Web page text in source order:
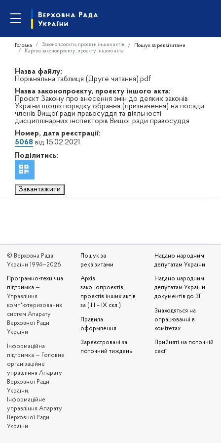
Головна Законопроєкти, проєкти інших актів
Пошук за реквізитами
Картка законопроєкту, проєкту іншого акта
Назва файлу:
Порівняльна таблиця (Друге читання).pdf
Назва законопроєкту, проєкту іншого акта:
Проєкт Закону про внесення змін до деяких законів
України щодо порядку обрання (призначення) на посади
членів Вищої ради правосуддя та діяльності
дисциплінарних інспекторів Вищої ради правосуддя
Номер, дата реєстрації:
5068 від 15.02.2021
Поділитись:
Завантажити
© Верховна Рада
України 1994—2026
Програмно-технічна
підтримка —
Управління
комп'ютеризованих
систем Апарату
Верховної Ради
України
Iнформаційна
підтримка — Головне
організаційне
управління Апарату
Верховної Ради
України,
Інформаційне
управління Апарату
Верховної Ради
України
Пошук за
реквізитами
Архів
законопроєктів,
проєктів інших актів
за ( III – IX скл.)
Правила
оформлення
Зареєстровані за
поточний тиждень
Надано народним
депутатам України
Надано народним
депутатам України
документів до ЗП
Знаходяться на
опрацюванні в
комітетах
Прийняті на поточній
сесії